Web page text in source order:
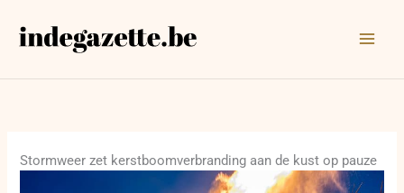
naar
Stormweer zet kerstboomverbranding aan de kust op pauze